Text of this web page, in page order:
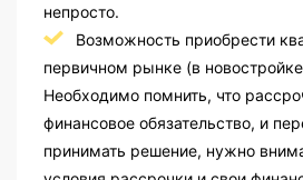
непросто.
Возможность приобрести
первичном рынке (в
Необходимо помнить, что
финансовое обязательство, и
принимать решение, нужно